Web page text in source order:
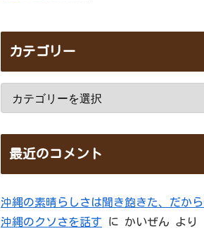
カテゴリー
最近のコメント
沖縄の素晴らしさは聞き飽きた、だか
沖縄のクソさを話す に かいぜん より